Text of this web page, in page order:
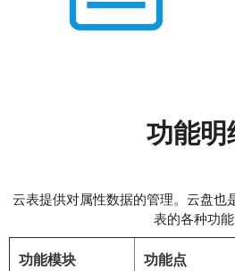
功能明
云表提供对属性数据的管理。云盘也
表的各种功能
功能模块 功能点